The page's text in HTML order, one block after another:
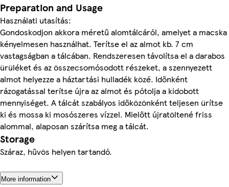
Preparation and Usage
Használati utasítás:
Gondoskodjon akkora méretű alomtálcáról, amelyet a macska
kényelmesen használhat. Terítse el az almot kb. 7 cm
vastagságban a tálcában. Rendszeresen távolítsa el a darabos
ürüléket és az összecsomósodott részeket, a szennyezett
almot helyezze a háztartási hulladék közé. Időnként
rázogatással terítse újra az almot és pótolja a kidobott
mennyiséget. A tálcát szabályos időközönként teljesen ürítse
ki és mossa ki mosószeres vízzel. Mielőtt újratöltené friss
alommal, alaposan szárítsa meg a tálcát.
Storage
Száraz, hűvös helyen tartandó.
More information